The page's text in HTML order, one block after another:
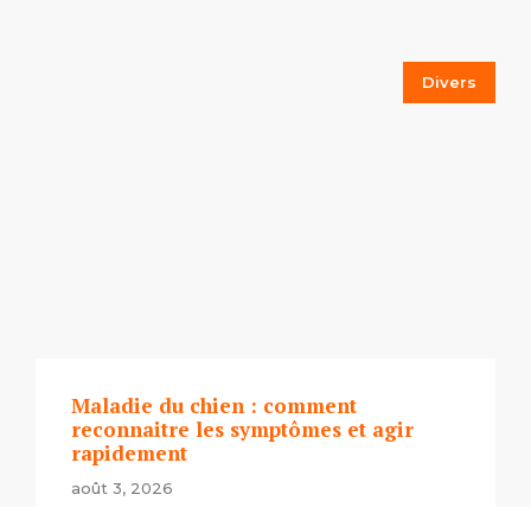
Divers
Maladie du chien : comment
reconnaitre les symptômes et agir
rapidement
août 3, 2026